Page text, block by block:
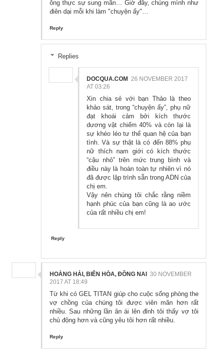
ông thực sự sung mãn… Giờ đây, chúng mình như
điên dại mỗi khi làm "chuyện ấy"…
Reply
Replies
DOCQUA.COM 26 NOVEMBER 2017
AT 03:26
Xin chia sẻ với bạn Thảo là theo
khảo sát, trong “chuyện ấy”, phụ nữ
đạt khoái cảm bởi kích thước
dương vật chiếm 40% và còn lại là
sự khéo léo tư thế quan hệ của bạn
tình. Và sự thật là có đến 88% phụ
nữ thích nam giới có kích thước
“cậu nhỏ” trên mức trung bình và
điều này là hoàn toàn tự nhiên vì nó
đã được lập trình sẵn trong ADN của
chị em.
Vậy nên chúng tôi chắc rằng niềm
hạnh phúc của bạn cũng là ao ước
của rất nhiều chị em!
Reply
HOÀNG HẢI, BIÊN HÒA, ĐỒNG NAI
30 NOVEMBER
2017 AT 18:49
Từ khi có GEL TITAN giúp cho cuộc sống phòng the
vợ chồng của chúng tôi được viên mãn hơn rất
nhiều. Sau những lần ân ái lên đỉnh tôi thấy vợ tôi
chủ động hơn và cũng yêu tôi hơn rất nhiều.
Reply